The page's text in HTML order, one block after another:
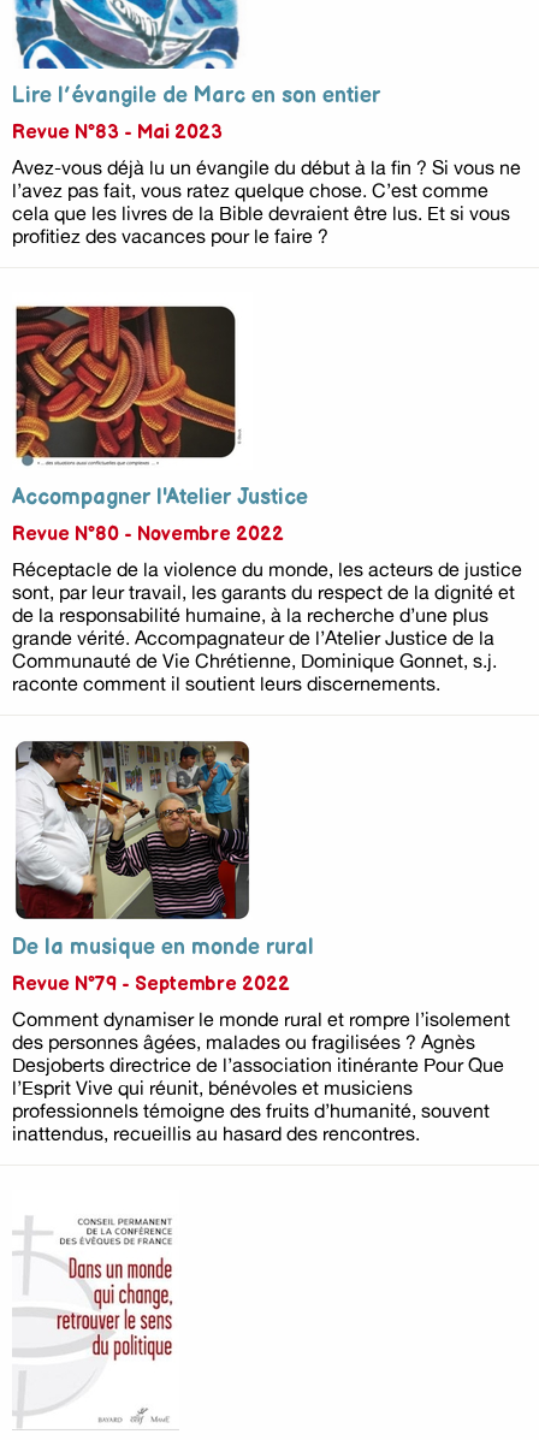
Lire l’évangile de Marc en son entier
Revue N°83 - Mai 2023
Avez-vous déjà lu un évangile du début à la fin ? Si vous ne
l’avez pas fait, vous ratez quelque chose. C’est comme
cela que les livres de la Bible devraient être lus. Et si vous
profitiez des vacances pour le faire ?
Accompagner l'Atelier Justice
Revue N°80 - Novembre 2022
Réceptacle de la violence du monde, les acteurs de justice
sont, par leur travail, les garants du respect de la dignité et
de la responsabilité humaine, à la recherche d’une plus
grande vérité. Accompagnateur de l’Atelier Justice de la
Communauté de Vie Chrétienne, Dominique Gonnet, s.j.
raconte comment il soutient leurs discernements.
De la musique en monde rural
Revue N°79 - Septembre 2022
Comment dynamiser le monde rural et rompre l’isolement
des personnes âgées, malades ou fragilisées ? Agnès
Desjoberts directrice de l’association itinérante Pour Que
l’Esprit Vive qui réunit, bénévoles et musiciens
professionnels témoigne des fruits d’humanité, souvent
inattendus, recueillis au hasard des rencontres.